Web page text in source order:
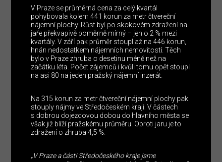
V Praze se průměrná cena za celý kvartál
pohybovala kolem 441 korun za metr čtvereční
nájemní plochy. Růst byl po skokovém zdražení na
jaře překvapivě poměrně mírný – jen o 2 % mezi
kvartály. V září pak průměr stoupl až na 446 korun,
hnán nedostatkem nájemních nemovitostí. Těch
bylo v Praze zhruba o desetinu méně než na
začátku léta. Počet zájemců i kvůli tomu opět stoupl
na asi 80 na jeden pražský nájemní inzerát.
Na 315 korun za metr čtvereční nájemní plochy pak
stouply nájmy ve Středočeském kraji. V částech
s dobrou dojezdovou dobou do hlavního města se
však již blíží pražskému průměru. Oproti jaru je to
zdražení o zhruba 4,5 %.
„V Praze a části Středočeského kraje jsme